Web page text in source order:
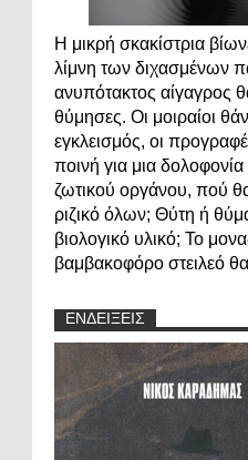
Η μικρή σκακίστρια
λίμνη των διχασμένων
ανυπότακτος αίγαγρος
θύμησες. Οι μοιραίοι
εγκλεισμός, οι
ποινή για μια
ζωτικού οργάνου, πού
ριζικό όλων; Θύτη ή
βιολογικό υλικό; Το
βαμβακοφόρο στειλεό
ΕΝΔΕΙΞΕΙΣ